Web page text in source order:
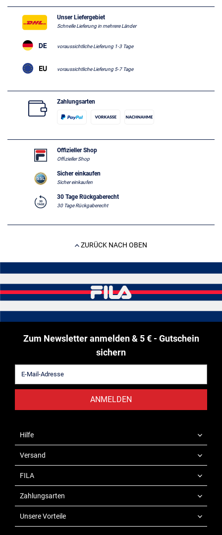
Unser Liefergebiet
Schnelle Lieferung in mehrere Länder
voraussichtliche Lieferung 1-3 Tage
voraussichtliche Lieferung 5-7 Tage
Zahlungsarten
Offizieller Shop
Offizieller Shop
Sicher einkaufen
Sicher einkaufen
30 Tage Rückgaberecht
30 Tage Rückgaberecht
ZURÜCK NACH OBEN
Zum Newsletter anmelden & 5 € - Gutschein
sichern
ANMELDEN
Hilfe
Versand
FILA
Zahlungsarten
Unsere Vorteile